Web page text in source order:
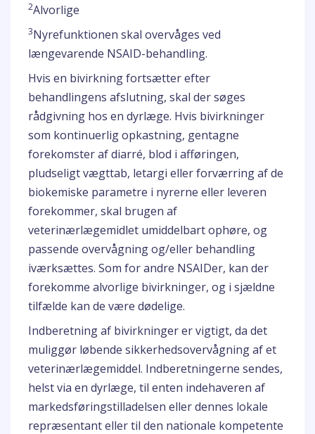
2Alvorlige
3Nyrefunktionen skal overvåges ved
længevarende NSAID-behandling.
Hvis en bivirkning fortsætter efter
behandlingens afslutning, skal der søges
rådgivning hos en dyrlæge. Hvis bivirkninger
som kontinuerlig opkastning, gentagne
forekomster af diarré, blod i afføringen,
pludseligt vægttab, letargi eller forværring af de
biokemiske parametre i nyrerne eller leveren
forekommer, skal brugen af
veterinærlægemidlet umiddelbart ophøre, og
passende overvågning og/eller behandling
iværksættes. Som for andre NSAIDer, kan der
forekomme alvorlige bivirkninger, og i sjældne
tilfælde kan de være dødelige.
Indberetning af bivirkninger er vigtigt, da det
muliggør løbende sikkerhedsovervågning af et
veterinærlægemiddel. Indberetningerne sendes,
helst via en dyrlæge, til enten indehaveren af
markedsføringstilladelsen eller dennes lokale
repræsentant eller til den nationale kompetente